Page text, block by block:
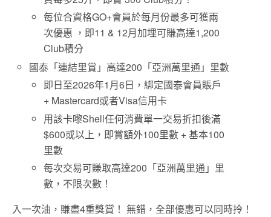
每位合資格GO+會員於每月份最多可獲兩
次優惠 ，即11 & 12月加埋可賺高達1,200
Club積分
國泰「連結里賞」高達200「亞洲萬里通」里數
即日至2026年1月6日，綁定國泰會員賬戶
+ Mastercard或者Visa信用卡
用該卡嚟Shell任何消費單一交易折扣後滿
$600或以上，即賞額外100里數 + 基本100
里數
每次交易可賺取高達200「亞洲萬里通」里
數，不限次數！
入一次油，賺盡4重獎賞！ 無錯，全部優惠可以同時拎！